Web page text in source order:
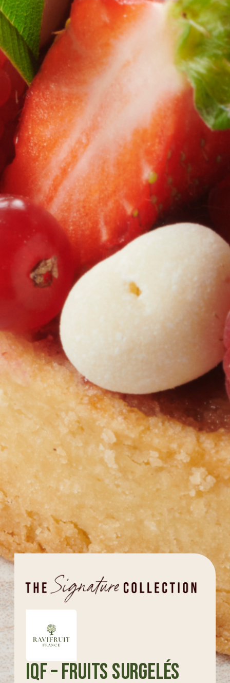
IQF – Fruits surgelés